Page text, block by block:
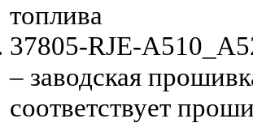
топлива
37805-RJE-
– заводская
соответствует